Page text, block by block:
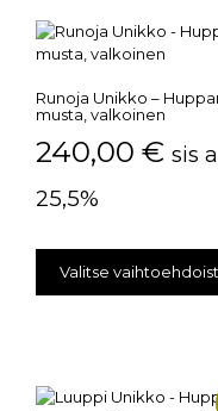
Runoja Unikko –
musta, valkoinen
240,00 € sis
25,5%
Valitse